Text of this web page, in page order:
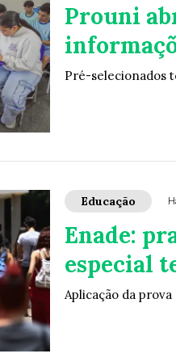
Prouni
Pré-selecionados
Educação
Enade:
especial
Aplicação da